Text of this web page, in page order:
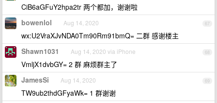
CiB6aGFuY2hpa2tr 两个都加，谢谢啦
67
bowenlol Aug 14, 2020
wx:U2VraXJvNDA0Tm90Rm91bmQ= 二群 感谢楼主
68
Shawn1031 Aug 14, 2020 via iPhone
VmljX1dvbGY= 2 群 麻烦群主了
69
JamesSi Aug 14, 2020
TW9ub2thdGFyaWk= 1 群谢谢